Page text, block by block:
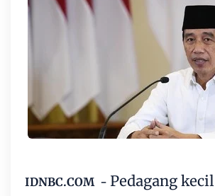
IDNBC.COM - Pedagang kecil